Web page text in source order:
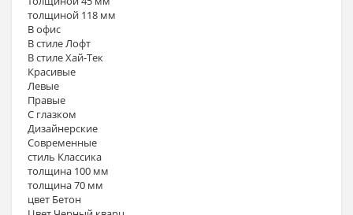
толщиной 118 мм
В офис
В стиле Лофт
В стиле Хай-Тек
Красивые
Левые
Правые
С глазком
Дизайнерские
Современные
стиль Классика
толщина 100 мм
толщина 70 мм
цвет Бетон